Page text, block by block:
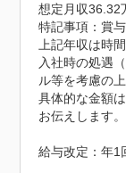
想定月収36.32
特記事項：賞
上記年収は時
入社時の処遇
ル等を考慮の
具体的な金額
お伝えします。
給与改定：年1